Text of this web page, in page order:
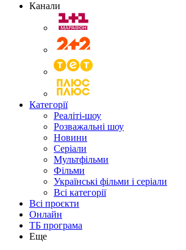
Канали
Категорії
Реаліті-шоу
Розважальні шоу
Новини
Серіали
Мультфільми
Фільми
Українські фільми і серіали
Всі категорії
Всі проєкти
Онлайн
ТБ програма
Еще